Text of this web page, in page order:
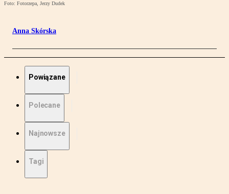
Foto: Fotorzepa, Jerzy Dudek
Anna Skórska
Powiązane
Polecane
Najnowsze
Tagi